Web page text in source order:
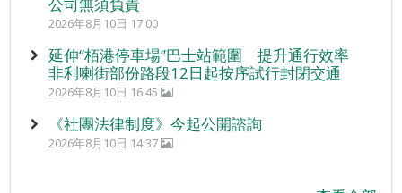
2026年8月10日 17:00
延伸“栢港停車場”巴士站範圍 提升通行效率
非利喇街部份路段12日起按序試行封閉交通
2026年8月10日 16:45
《社團法律制度》今起公開諮詢
2026年8月10日 14:37